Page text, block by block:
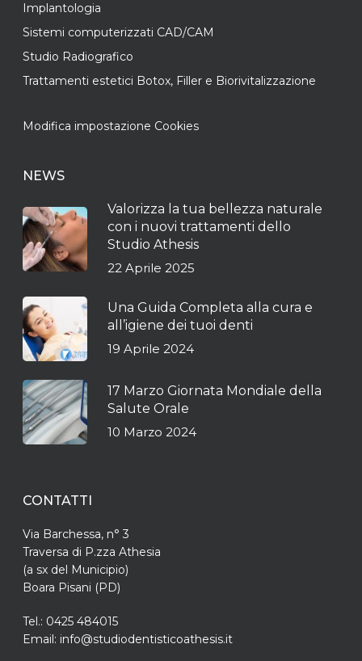
Implantologia
Sistemi computerizzati CAD/CAM
Studio Radiografico
Trattamenti estetici Botox, Filler e Biorivitalizzazione
Modifica impostazione Cookies
NEWS
Valorizza la tua bellezza naturale
con i nuovi trattamenti dello
Studio Athesis
22 Aprile 2025
Una Guida Completa alla cura e
all’igiene dei tuoi denti
19 Aprile 2024
17 Marzo Giornata Mondiale della
Salute Orale
10 Marzo 2024
CONTATTI
Via Barchessa, n° 3
Traversa di P.zza Athesia
(a sx del Municipio)
Boara Pisani (PD)
Tel.: 0425 484015
Email: info@studiodentisticoathesis.it